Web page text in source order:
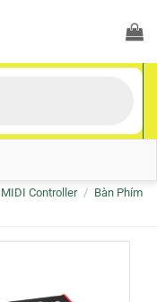
MIDI Controller / Bàn Phím